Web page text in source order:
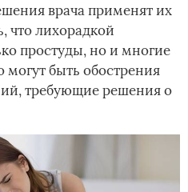
врача применят их
что лихорадкой
простуды, но и многие
могут быть обострения
требующие решения о